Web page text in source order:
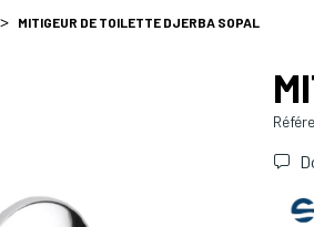
MITIGEUR DE TOILETTE DJERBA SOPAL